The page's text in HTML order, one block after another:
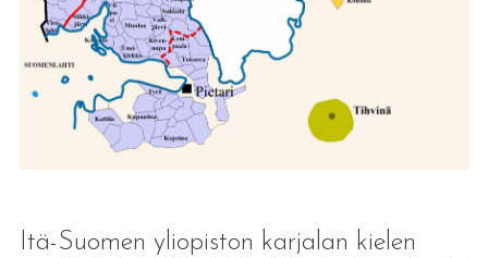
Itä-Suomen yliopiston karjalan kielen